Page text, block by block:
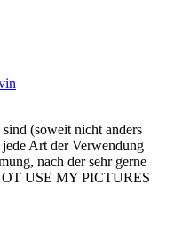
(soweit nicht anders
Art der Verwendung
nach der sehr gerne
USE MY PICTURES